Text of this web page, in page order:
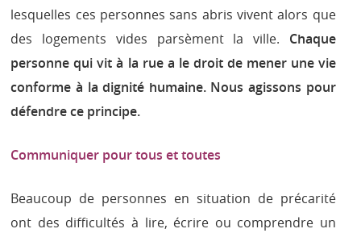
lesquelles ces personnes sans abris vivent alors que
des logements vides parsèment la ville. Chaque
personne qui vit à la rue a le droit de mener une vie
conforme à la dignité humaine. Nous agissons pour
défendre ce principe.
Communiquer pour tous et toutes
Beaucoup de personnes en situation de précarité
ont des difficultés à lire, écrire ou comprendre un